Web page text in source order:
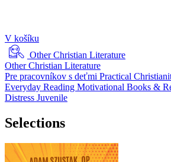
V košíku
Other Christian Literature
Other Christian Literature
Pre pracovníkov s deťmi Practical
Everyday Reading Motivational Books &
Distress Juvenile
Selections